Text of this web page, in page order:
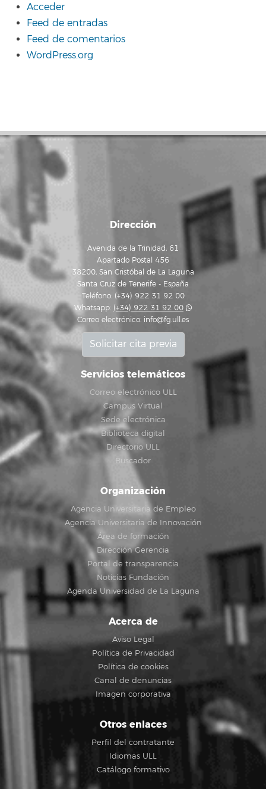
Acceder
Feed de entradas
Feed de comentarios
WordPress.org
Dirección
Avenida de la Trinidad, 61
Apartado Postal 456
38200, San Cristóbal de La Laguna
Santa Cruz de Tenerife - España
Teléfono: (+34) 922 31 92 00
Whatsapp: (+34) 922 31 92 00
Correo electrónico: info@fg.ull.es
Solicitar cita previa
Servicios telemáticos
Correo electrónico ULL
Campus Virtual
Sede electrónica
Biblioteca digital
Directorio ULL
Buscador
Organización
Agencia Universitaria de Empleo
Agencia Universitaria de Innovación
Área de formación
Dirección Gerencia
Portal de transparencia
Noticias Fundación
Agenda Universidad de La Laguna
Acerca de
Aviso Legal
Política de Privacidad
Política de cookies
Canal de denuncias
Imagen corporativa
Otros enlaces
Perfil del contratante
Idiomas ULL
Catálogo formativo